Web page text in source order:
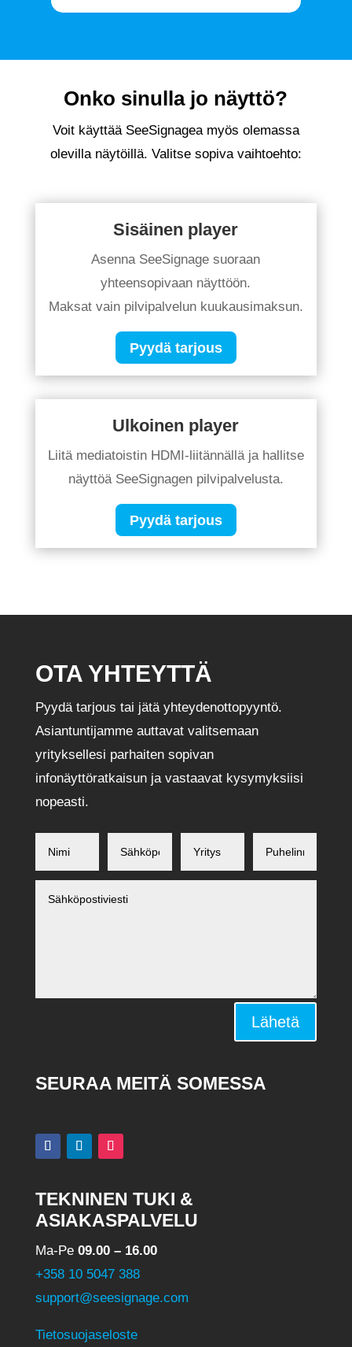
Onko sinulla jo näyttö?
Voit käyttää SeeSignagea myös olemassa
olevilla näytöillä. Valitse sopiva vaihtoehto:
Sisäinen player
Asenna SeeSignage suoraan
yhteensopivaan näyttöön.
Maksat vain pilvipalvelun kuukausimaksun.
Pyydä tarjous
Ulkoinen player
Liitä mediatoistin HDMI-liitännällä ja hallitse
näyttöä SeeSignagen pilvipalvelusta.
Pyydä tarjous
OTA YHTEYTTÄ
Pyydä tarjous tai jätä yhteydenottopyyntö.
Asiantuntijamme auttavat valitsemaan
yrityksellesi parhaiten sopivan
infonäyttöratkaisun ja vastaavat kysymyksiisi
nopeasti.
Lähetä
SEURAA MEITÄ SOMESSA
TEKNINEN TUKI &
ASIAKASPALVELU
Ma-Pe 09.00 – 16.00
+358 10 5047 388
support@seesignage.com
Tietosuojaseloste